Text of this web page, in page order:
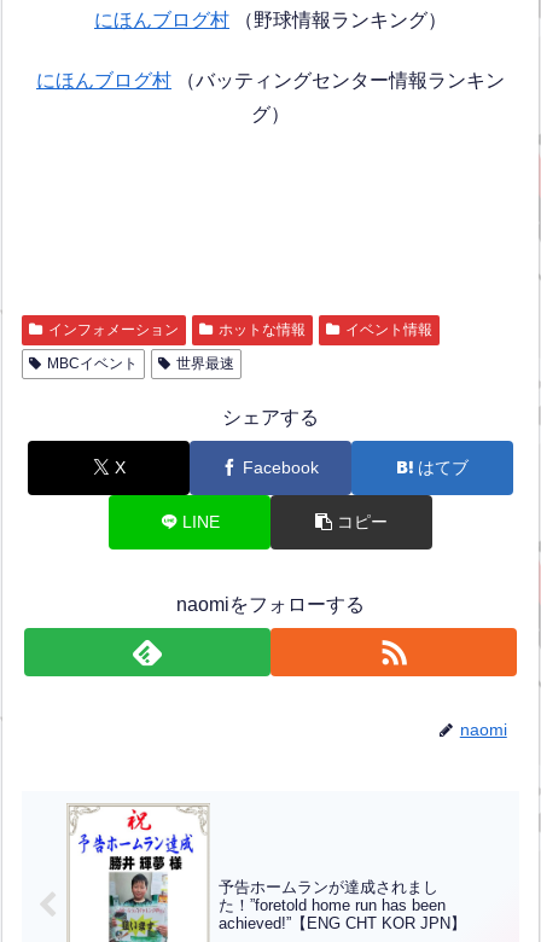
にほんブログ村 （野球情報ランキング）
にほんブログ村 （バッティングセンター情報ランキン
グ）
インフォメーション ホットな情報
イベント情報
MBCイベント
世界最速
シェアする
X Facebook はてブ
LINE コピー
naomiをフォローする
naomi
予告ホームランが達成されまし
た！”foretold home run has been
achieved!”【ENG CHT KOR JPN】